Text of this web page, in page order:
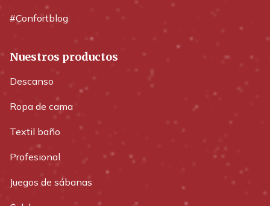
#Confortblog
Nuestros productos
Descanso
Ropa de cama
Textil baño
Profesional
Juegos de sábanas